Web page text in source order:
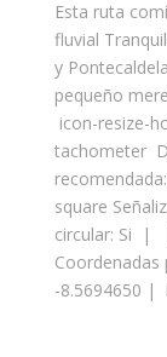
Esta ruta
fluvial
y
pequeño
icon-resize-
tachometer
square
circular: Si |
Coordenadas
-8.5694650 |